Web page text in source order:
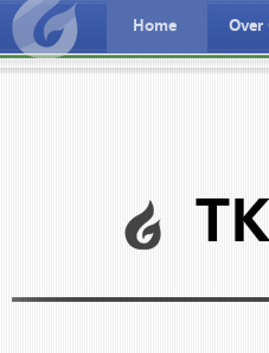
Home Over
taal
Deutche spreche